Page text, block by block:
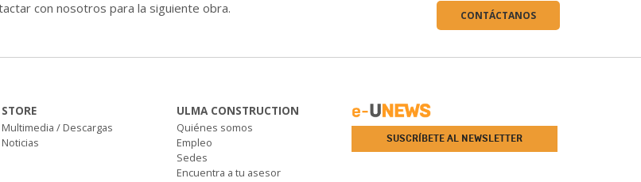
con nosotros para la siguiente obra. CONTÁCTANOS
STORE
Multimedia / Descargas
Noticias
ULMA CONSTRUCTION
Quiénes somos
Empleo
Sedes
Encuentra a tu asesor
SUSCRÍBETE AL NEWSLETTER